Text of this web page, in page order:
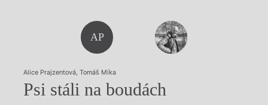
Recenze a reflexe
Historie kolonialismu
AP
Alice Prajzentová, Tomáš Míka
Psi stáli na boudách